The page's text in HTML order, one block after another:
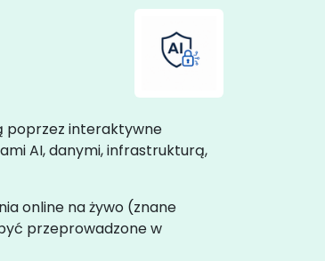
poprzez interaktywne
AI, danymi, infrastrukturą,
online na żywo (znane
przeprowadzone w